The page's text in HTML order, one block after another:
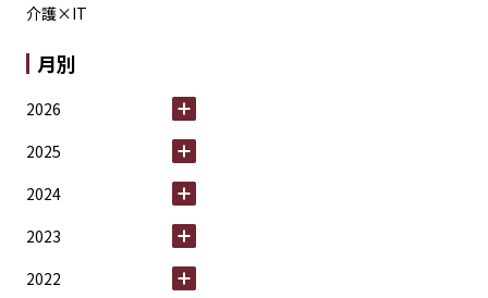
介護×IT
月別
2026
2025
2024
2023
2022